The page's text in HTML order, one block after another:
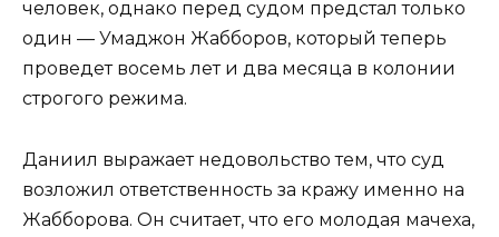
человек, однако перед судом предстал только
один — Умаджон Жабборов, который теперь
проведет восемь лет и два месяца в колонии
строгого режима.
Даниил выражает недовольство тем, что суд
возложил ответственность за кражу именно на
Жабборова. Он считает, что его молодая мачеха,